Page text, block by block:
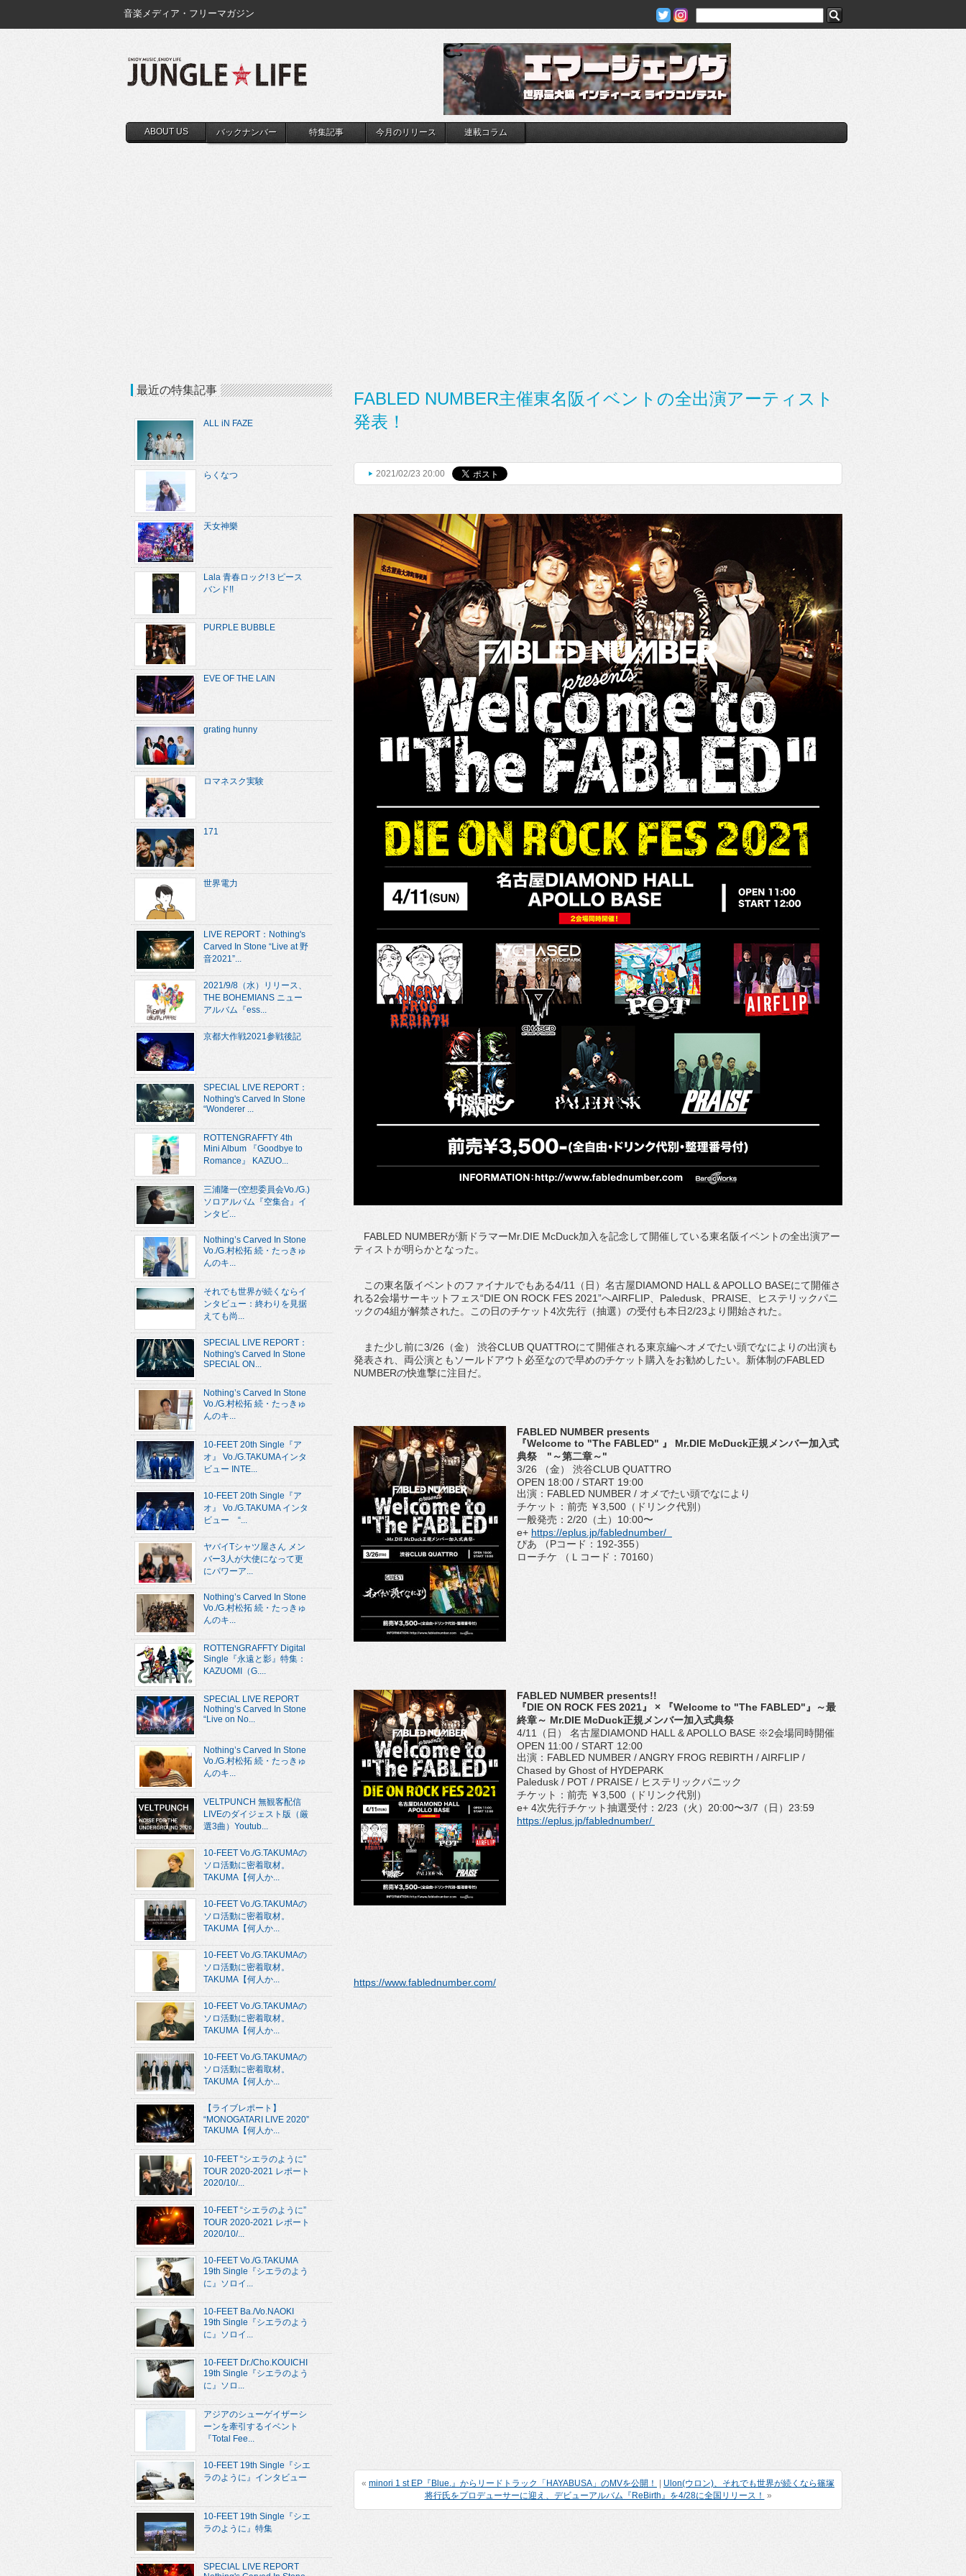
音楽メディア・フリーマガジン
ABOUT US バックナンバー 特集記事 今月のリリース 連載コラム
FABLED NUMBER主催東名阪イベントの全出演アーティスト
発表！
2021/02/23 20:00
FABLED NUMBERが新ドラマーMr.DIE McDuck加入を記念して開催している東名阪イベントの全出演アー
ティストが明らかとなった。
この東名阪イベントのファイナルでもある4/11（日）名古屋DIAMOND HALL & APOLLO BASEにて開催さ
れる2会場サーキットフェス“DIE ON ROCK FES 2021”へAIRFLIP、Paledusk、PRAISE、ヒステリックパニ
ックの4組が解禁された。この日のチケット4次先行（抽選）の受付も本日2/23より開始された。
また少し前に3/26（金） 渋谷CLUB QUATTROにて開催される東京編へオメでたい頭でなによりの出演も
発表され、両公演ともソールドアウト必至なので早めのチケット購入をお勧めしたい。新体制のFABLED
NUMBERの快進撃に注目だ。
FABLED NUMBER presents
『Welcome to "The FABLED" 』 Mr.DIE McDuck正規メンバー加入式
典祭 "～第二章～"
3/26 （金） 渋谷CLUB QUATTRO
OPEN 18:00 / START 19:00
出演：FABLED NUMBER / オメでたい頭でなにより
チケット：前売 ￥3,500（ドリンク代別）
一般発売：2/20（土）10:00〜
e+ https://eplus.jp/fablednumber/
ぴあ （Pコード：192-355）
ローチケ （Ｌコード：70160）
FABLED NUMBER presents!!
『DIE ON ROCK FES 2021』 × 『Welcome to "The FABLED"』～最
終章～ Mr.DIE McDuck正規メンバー加入式典祭
4/11（日） 名古屋DIAMOND HALL & APOLLO BASE ※2会場同時開催
OPEN 11:00 / START 12:00
出演：FABLED NUMBER / ANGRY FROG REBIRTH / AIRFLIP /
Chased by Ghost of HYDEPARK
Paledusk / POT / PRAISE / ヒステリックパニック
チケット：前売 ￥3,500（ドリンク代別）
e+ 4次先行チケット抽選受付：2/23（火）20:00〜3/7（日）23:59
https://eplus.jp/fablednumber/
https://www.fablednumber.com/
« minori 1 st EP『Blue.』からリードトラック「HAYABUSA」のMVを公開！
Ulon(ウロン)、それでも世界が続くなら篠塚
将行氏をプロデューサーに迎え、デビューアルバム『ReBirth』を4/28に全国リリース！ »
最近の特集記事
ALL iN FAZE
らくなつ
天女神樂
Lala 青春ロック!３ピース
バンド!!
PURPLE BUBBLE
EVE OF THE LAIN
grating hunny
ロマネスク実験
171
世界電力
LIVE REPORT：Nothing's
Carved In Stone “Live at 野
音2021”...
2021/9/8（水）リリース、
THE BOHEMIANS ニュー
アルバム『ess...
京都大作戦2021参戦後記
SPECIAL LIVE REPORT：
Nothing's Carved In Stone
“Wonderer ...
ROTTENGRAFFTY 4th
Mini Album 『Goodbye to
Romance』 KAZUO...
三浦隆一(空想委員会Vo./G.)
ソロアルバム『空集合』イ
ンタビ...
Nothing’s Carved In Stone
Vo./G.村松拓 続・たっきゅ
んのキ...
それでも世界が続くならイ
ンタビュー：終わりを見据
えても尚...
SPECIAL LIVE REPORT：
Nothing's Carved In Stone
SPECIAL ON...
Nothing’s Carved In Stone
Vo./G.村松拓 続・たっきゅ
んのキ...
10-FEET 20th Single『ア
オ』 Vo./G.TAKUMAインタ
ビュー INTE...
10-FEET 20th Single『ア
オ』 Vo./G.TAKUMA インタ
ビュー “...
ヤバイTシャツ屋さん メン
バー3人が大使になって更
にパワーア...
Nothing’s Carved In Stone
Vo./G.村松拓 続・たっきゅ
んのキ...
ROTTENGRAFFTY Digital
Single『永遠と影』特集：
KAZUOMI（G....
SPECIAL LIVE REPORT
Nothing’s Carved In Stone
“Live on No...
Nothing’s Carved In Stone
Vo./G.村松拓 続・たっきゅ
んのキ...
VELTPUNCH 無観客配信
LIVEのダイジェスト版（厳
選3曲）Youtub...
10-FEET Vo./G.TAKUMAの
ソロ活動に密着取材。
TAKUMA【何人か...
10-FEET Vo./G.TAKUMAの
ソロ活動に密着取材。
TAKUMA【何人か...
10-FEET Vo./G.TAKUMAの
ソロ活動に密着取材。
TAKUMA【何人か...
10-FEET Vo./G.TAKUMAの
ソロ活動に密着取材。
TAKUMA【何人か...
10-FEET Vo./G.TAKUMAの
ソロ活動に密着取材。
TAKUMA【何人か...
【ライブレポート】
“MONOGATARI LIVE 2020”
TAKUMA【何人か...
10-FEET “シエラのように”
TOUR 2020-2021 レポート
2020/10/...
10-FEET “シエラのように”
TOUR 2020-2021 レポート
2020/10/...
10-FEET Vo./G.TAKUMA
19th Single『シエラのよう
に』ソロイ...
10-FEET Ba./Vo.NAOKI
19th Single『シエラのよう
に』ソロイ...
10-FEET Dr./Cho.KOUICHI
19th Single『シエラのよう
に』ソロ...
アジアのシューゲイザーシ
ーンを牽引するイベント
『Total Fee...
10-FEET 19th Single『シエ
ラのように』インタビュー
10-FEET 19th Single『シエ
ラのように』特集
SPECIAL LIVE REPORT